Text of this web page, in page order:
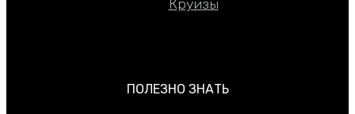
Круизы
ПОЛЕЗНО ЗНАТЬ